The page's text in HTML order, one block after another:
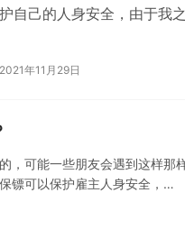
护自己的人身安全，由于我
2021年11月29日
，可能一些朋友会遇到这样那
镖可以保护雇主人身安全，…